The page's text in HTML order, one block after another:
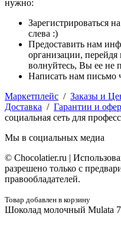
нужно:
Зарегистрироваться
слева :)
Предоставить нам
организации,
волнуйтесь, Вы ее не
Написать нам письмо
Маркетплейс / Заказы и
Доставка / Гарантии и
социальная сеть для
Мы в социальных медиа
© Сhocolatier.ru |
разрешено только с
правообладателей.
Товар добавлен в корзину
Шоколад молочный Mulata